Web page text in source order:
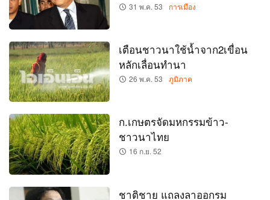
31 พ.ค. 53 การเมือง
เตือนชาวนาใช้น้ำจาก2เขื่อน
หลักเลื่อนทำนา
26 พ.ค. 53 ภูมิภาค
ก.เกษตรจัดมหกรรมข้าว-
ชาวนาไทย
16 ก.ย. 52
ชาติชาย แถลงลาออกรม